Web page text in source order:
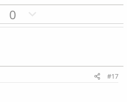
П
о
т
0
е
т
#17